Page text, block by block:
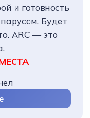
и готовность
Будет
ARC — это